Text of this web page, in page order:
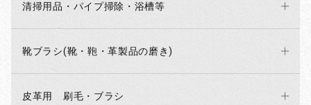
清掃用品・パイプ掃除・浴槽等
靴ブラシ(靴・鞄・革製品の磨き)
皮革用 刷毛・ブラシ